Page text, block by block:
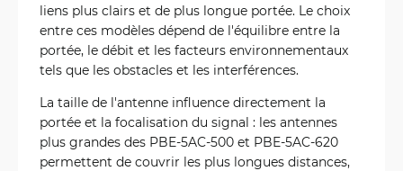
liens plus clairs et de plus longue portée. Le choix
entre ces modèles dépend de l'équilibre entre la
portée, le débit et les facteurs environnementaux
tels que les obstacles et les interférences.
La taille de l'antenne influence directement la
portée et la focalisation du signal : les antennes
plus grandes des PBE-5AC-500 et PBE-5AC-620
permettent de couvrir les plus longues distances,